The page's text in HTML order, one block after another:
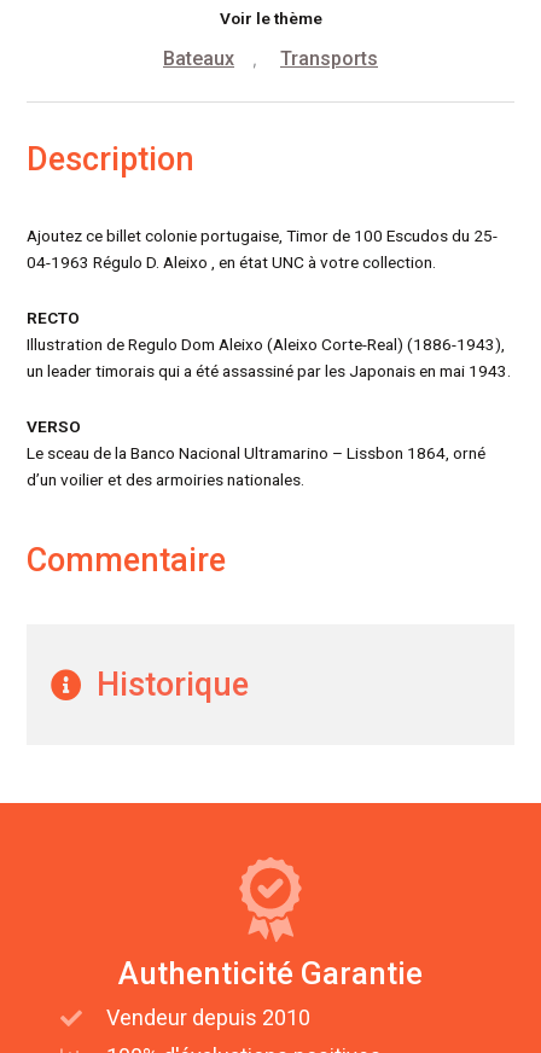
Voir le thème
Bateaux , Transports
Description
Ajoutez ce billet colonie portugaise, Timor de 100 Escudos du 25-
04-1963 Régulo D. Aleixo , en état UNC à votre collection.
RECTO
Illustration de Regulo Dom Aleixo (Aleixo Corte-Real) (1886-1943),
un leader timorais qui a été assassiné par les Japonais en mai 1943.
VERSO
Le sceau de la Banco Nacional Ultramarino – Lissbon 1864, orné
d’un voilier et des armoiries nationales.
Commentaire
Historique
Authenticité Garantie
Vendeur depuis 2010